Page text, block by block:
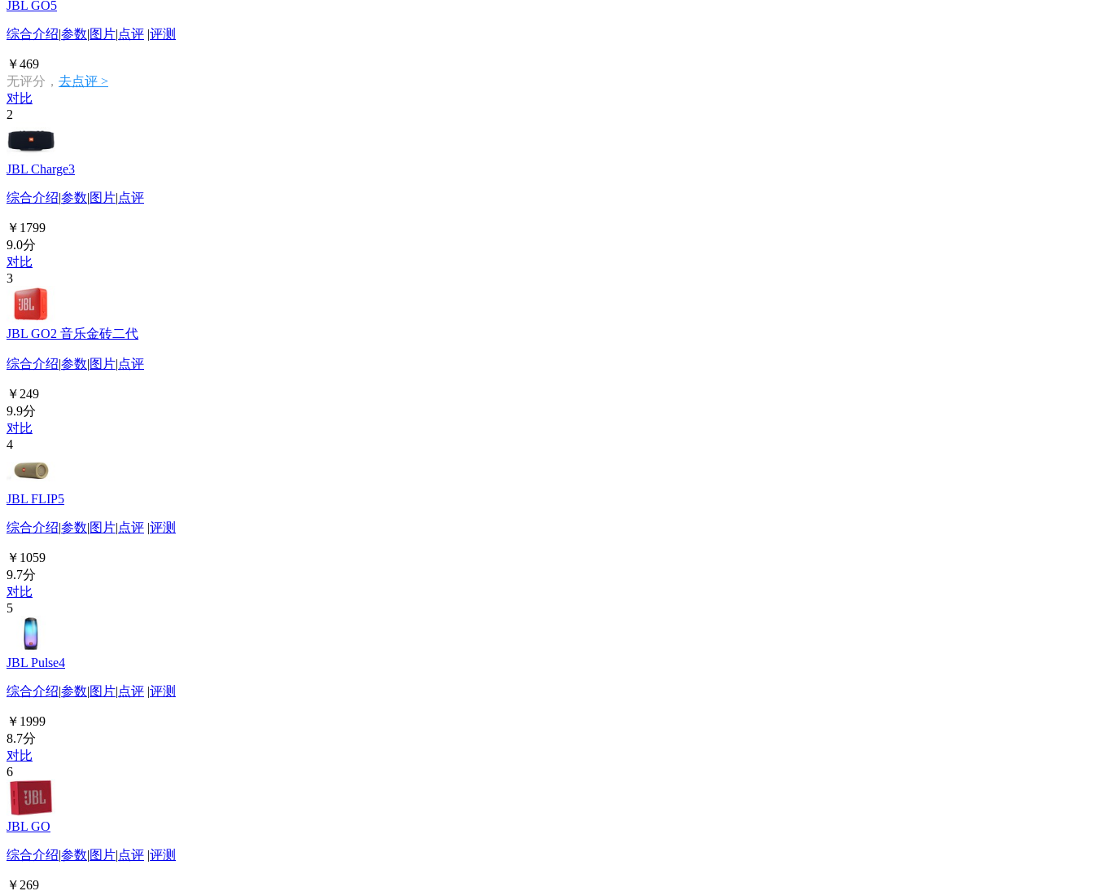
JBL GO5
综合介绍|参数|图片|点评 |评测
￥469
无评分， 去点评 >
对比
2
JBL Charge3
综合介绍|参数|图片|点评
￥1799
9.0分
对比
3
JBL GO2 音乐金砖二代
综合介绍|参数|图片|点评
￥249
9.9分
对比
4
JBL FLIP5
综合介绍|参数|图片|点评 |评测
￥1059
9.7分
对比
5
JBL Pulse4
综合介绍|参数|图片|点评 |评测
￥1999
8.7分
对比
6
JBL GO
综合介绍|参数|图片|点评 |评测
￥269